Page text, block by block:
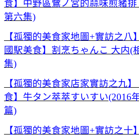
食】中野區鷺ノ宮的蒜味煎豬
第六集)
【孤獨的美食家地圖+實訪之八
國駅美食】割烹ちゃんこ 大内(
集)
【孤獨的美食家店家實訪之九
食】牛タン萃萃すいすい(2016
篇)
【孤獨的美食家地圖+實訪之十